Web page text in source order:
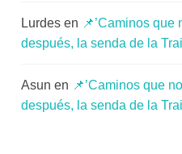
Lurdes en 📌’Caminos
después, la senda de la
Asun en 📌’Caminos que
después, la senda de la